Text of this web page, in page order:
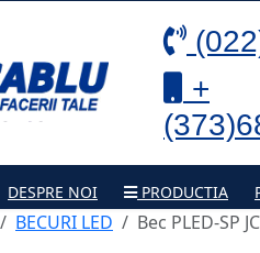
+
DESPRE NOI PRODUCTIA
BECURI LED Bec PLED-SP